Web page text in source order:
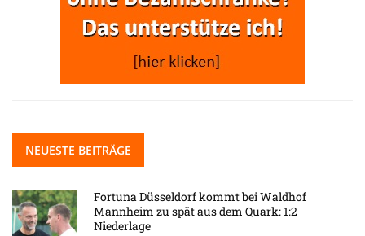
NEUESTE BEITRÄGE
Fortuna Düsseldorf kommt bei Waldhof
Mannheim zu spät aus dem Quark: 1:2
Niederlage